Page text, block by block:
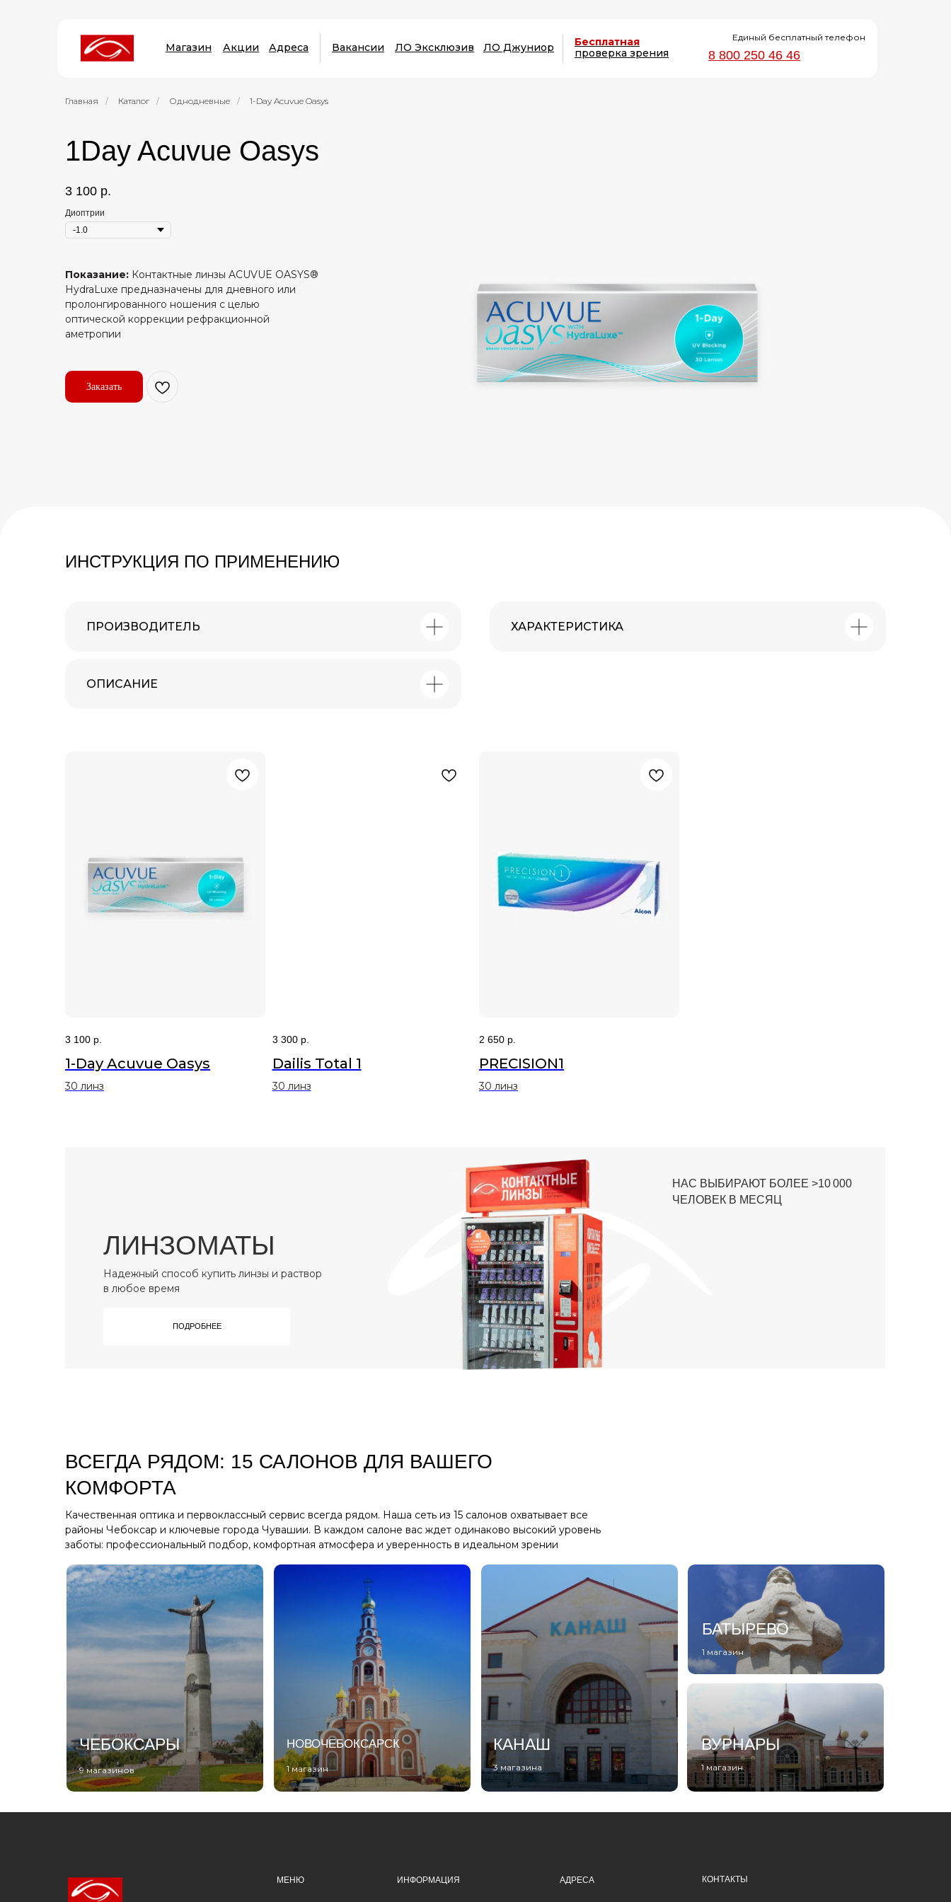
Магазин Вакансии ЛО Эксклюзив
Бесплатная
проверка зрения
Акции Адреса
8 800 250 46 46
Единый бесплатный телефон
ЛО Джуниор
Главная / Каталог / Однодневные / 1-Day Acuvue Oasys
1Day Acuvue Oasys
3 100 р.
Диоптрии
Показание: Контактные линзы ACUVUE OASYS®
HydraLuxe предназначены для дневного или
пролонгированного ношения с целью
оптической коррекции рефракционной
аметропии
Заказать
ИНСТРУКЦИЯ ПО ПРИМЕНЕНИЮ
ПРОИЗВОДИТЕЛЬ ХАРАКТЕРИСТИКА
ОПИСАНИЕ
3 100 р.
1-Day Acuvue Oasys
30 линз
3 300 р.
Dailis Total 1
30 линз
2 650 р.
PRECISION1
30 линз
Надежный способ купить линзы и раствор
в любое время
ЛИНЗОМАТЫ
ПОДРОБНЕЕ
НАС ВЫБИРАЮТ БОЛЕЕ >10 000
ЧЕЛОВЕК В МЕСЯЦ
Качественная оптика и первоклассный сервис всегда рядом. Наша сеть из 15 салонов охватывает все
районы Чебоксар и ключевые города Чувашии. В каждом салоне вас ждет одинаково высокий уровень
заботы: профессиональный подбор, комфортная атмосфера и уверенность в идеальном зрении
ВСЕГДА РЯДОМ: 15 САЛОНОВ ДЛЯ ВАШЕГО
КОМФОРТА
9 магазинов
ЧЕБОКСАРЫ
1 магазин
НОВОЧЕБОКСАРСК
3 магазина
КАНАШ
1 магазин
БАТЫРЕВО
1 магазин
ВУРНАРЫ
МЕНЮ ИНФОРМАЦИЯ КОНТАКТЫ
АДРЕСА